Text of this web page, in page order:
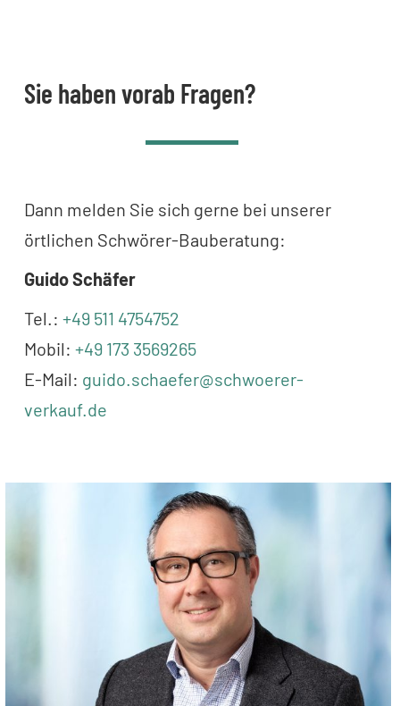
Sie haben vorab Fragen?
Dann melden Sie sich gerne bei unserer
örtlichen Schwörer-Bauberatung:
Guido Schäfer
Tel.: +49 511 4754752
Mobil: +49 173 3569265
E-Mail: guido.schaefer@schwoerer-
verkauf.de